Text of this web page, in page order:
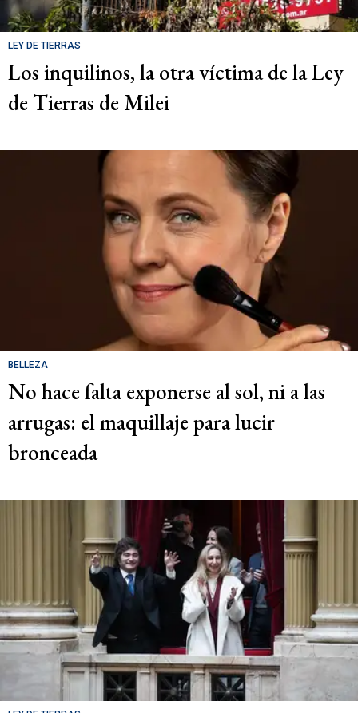
LEY DE TIERRAS
Los inquilinos, la otra víctima de la Ley
de Tierras de Milei
BELLEZA
No hace falta exponerse al sol, ni a las
arrugas: el maquillaje para lucir
bronceada